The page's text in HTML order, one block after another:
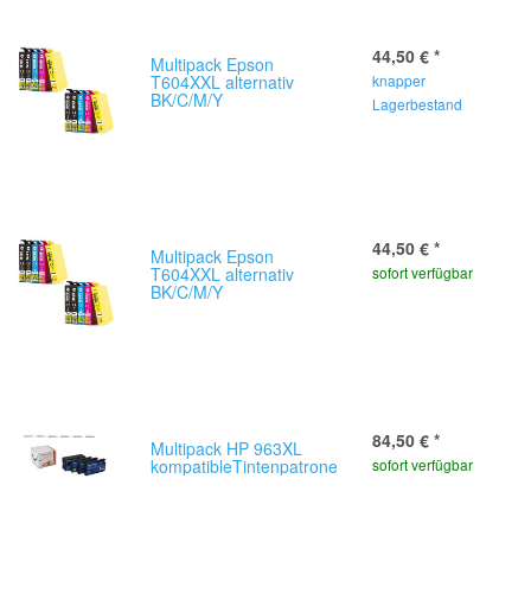
Multipack Epson
T604XXL alternativ
BK/C/M/Y
44,50 € *
knapper
Lagerbestand
Multipack Epson
T604XXL alternativ
BK/C/M/Y
44,50 € *
sofort verfügbar
Multipack HP 963XL
kompatibleTintenpatronen
84,50 € *
sofort verfügbar